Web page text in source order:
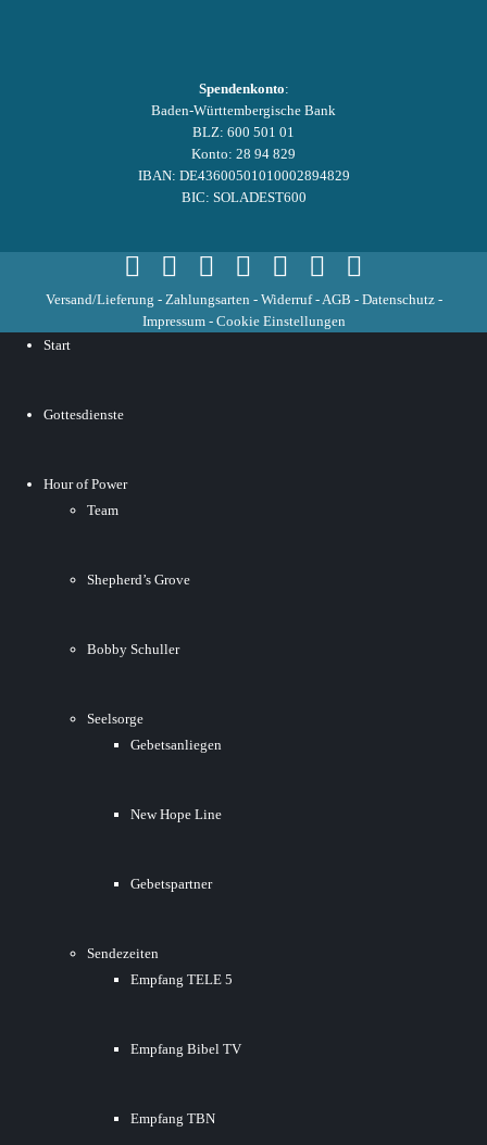
Spendenkonto:
Baden-Württembergische Bank
BLZ: 600 501 01
Konto: 28 94 829
IBAN: DE43600501010002894829
BIC: SOLADEST600
Versand/Lieferung - Zahlungsarten - Widerruf-AGB - Datenschutz-
Impressum- Cookie Einstellungen
Start
Gottesdienste
Hour of Power
Team
Shepherd’s Grove
Bobby Schuller
Seelsorge
Gebetsanliegen
New Hope Line
Gebetspartner
Sendezeiten
Empfang TELE 5
Empfang Bibel TV
Empfang TBN